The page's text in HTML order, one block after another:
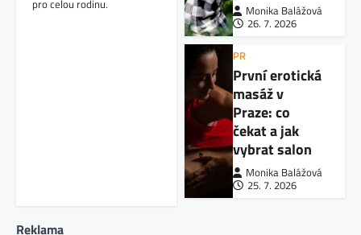
pro celou rodinu.
Monika Balážová
26. 7. 2026
PR
První erotická
masáž v
Praze: co
čekat a jak
vybrat salon
Monika Balážová
25. 7. 2026
Reklama